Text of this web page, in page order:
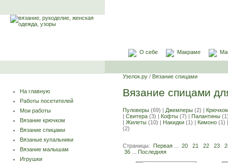
О себе Макраме
На главную
Работы посетителей
Мои работы
Вязание крючком
Вязание спицами
Вязаные купальники
Вязание малышам
Игрушки
Узелок.ру / Вязание спицами
Вязание спицами
Пуловеры (69) | Джемперы (2) |
| Свитера (3) | Кофты (7) | Палантины
| Жилеты (10) | Накидки (1) | Кимоно (1)
(2)
Страницы: Первая 20 21 22 23
36
Последняя